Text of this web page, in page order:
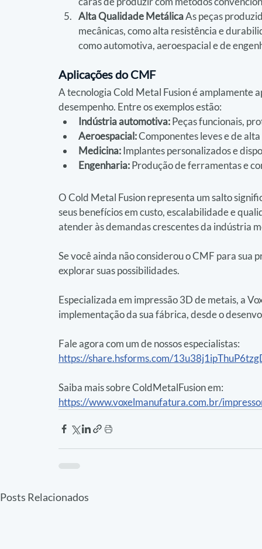
Alta Qualidade Metálica As peças
mecânicas, como alta resistência e
como automotiva, aeroespacial e de
Aplicações do CMF
A tecnologia Cold Metal Fusion é amplamente
desempenho. Entre os exemplos estão:
Indústria automotiva: Peças funcionais,
Aeroespacial: Componentes leves e de
Medicina: Implantes personalizados e
Engenharia: Produção de ferramentas e
O Cold Metal Fusion representa um salto
seus benefícios em custo, escalabilidade e
atender às demandas crescentes da indústria
Se você ainda não considerou o CMF para sua
explorar suas possibilidades.
Especializada em impressão 3D de metais, a
implementação da sua fábrica, desde o
Fale agora com um de nossos especialistas:
https://share.hsforms.com/
Saiba mais sobre ColdMetalFusion em:
https://www.voxelmanufatura.com.br/
Posts Relacionados